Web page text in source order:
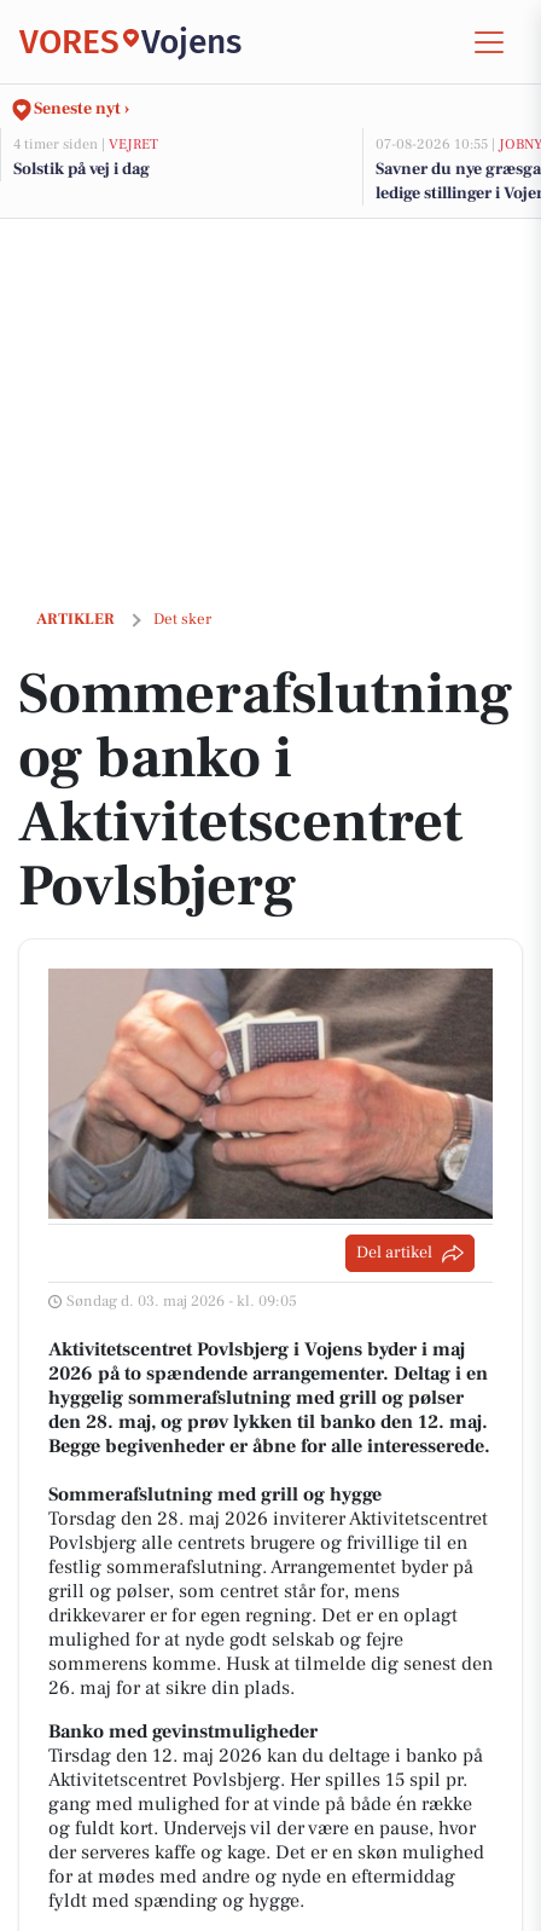
VORES Vojens
Seneste nyt ›
4 timer siden | VEJRET
Solstik på vej i dag
07-08-2026 10:55 |
Savner du nye
ledige stillinger i
ARTIKLER Det sker
Sommerafslutning og banko i Aktivitetscentret Povlsbjerg
Sommerafslutning
og banko i
Aktivitetscentret
Povlsbjerg
Del artikel
Søndag d. 03. maj 2026 - kl. 09:05
Aktivitetscentret Povlsbjerg i Vojens byder i maj
2026 på to spændende arrangementer. Deltag i en
hyggelig sommerafslutning med grill og pølser
den 28. maj, og prøv lykken til banko den 12. maj.
Begge begivenheder er åbne for alle interesserede.
Sommerafslutning med grill og hygge
Torsdag den 28. maj 2026 inviterer Aktivitetscentret
Povlsbjerg alle centrets brugere og frivillige til en
festlig sommerafslutning. Arrangementet byder på
grill og pølser, som centret står for, mens
drikkevarer er for egen regning. Det er en oplagt
mulighed for at nyde godt selskab og fejre
sommerens komme. Husk at tilmelde dig senest den
26. maj for at sikre din plads.
Banko med gevinstmuligheder
Tirsdag den 12. maj 2026 kan du deltage i banko på
Aktivitetscentret Povlsbjerg. Her spilles 15 spil pr.
gang med mulighed for at vinde på både én række
og fuldt kort. Undervejs vil der være en pause, hvor
der serveres kaffe og kage. Det er en skøn mulighed
for at mødes med andre og nyde en eftermiddag
fyldt med spænding og hygge.